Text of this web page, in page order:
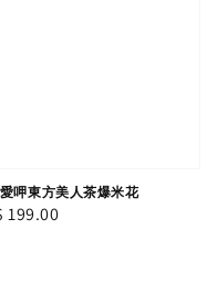
呷東方美人茶爆米花
199.00